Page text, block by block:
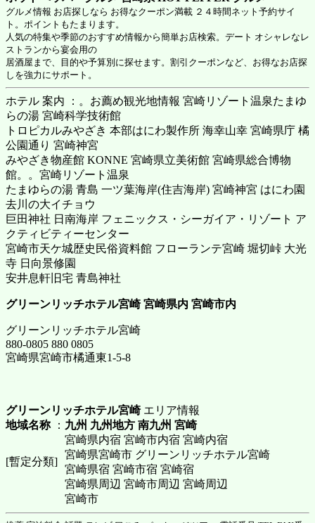
グルメ情報 お店探しなら お得なクーポン満載 ２４時間ネット予約サイ
ト。ポイントもたまります。
人気の特集や季節のおすすめ情報から簡単お店検索。デート オシャレなレ
ストランから宴会用の
居酒屋まで、目的や予算別に探せます。割引クーポンなど、お得なお店探
しを強力にサポート。
ホテル 案内 ：。お薦め観光地情報 宮崎リゾート温泉たまゆ
らの湯 宮崎科学技術館
トロピカルみやざき 本部はにわ製作所 海幸山幸 宮崎県庁 橘
公園通り 宮崎神宮
みやざき物産館 KONNE 宮崎県立美術館 宮崎県総合博物
館。。宮崎リゾート温泉
たまゆらの湯 青島 一ツ葉海岸(住吉海岸) 宮崎神宮 はにわ園
去川の大イチョウ
巨田神社 日南海岸 フェニックス・シーガイア・リゾート ア
クティビティーセンター
宮崎市天ケ城歴史民俗資料館 フローランテ宮崎 堀切峠 大光
寺 日向景修園
安井息軒旧宅 青島神社
グリーンリッチホテル宮崎宮崎県内 宮崎市内
グリーンリッチホテル宮崎
880-0805 880 0805
宮崎県宮崎市橘通東1-5-8
グリーンリッチホテル宮崎エリア情報
地域名称： 九州 九州地方 南九州 宮崎
[暫定分類]
宮崎県内宿 宮崎市内宿 宮崎内宿
宮崎県宮崎市 グリーンリッチホテル宮崎
宮崎県宿 宮崎市宿 宮崎宿
宮崎県周辺 宮崎市周辺 宮崎周辺
宮崎市